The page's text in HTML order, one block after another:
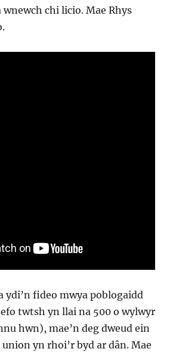
chi licio. Mae Rhys
ydi’n fideo mwya poblogaidd
twtsh yn llai na 500 o wylwyr
hwn), mae’n deg dweud ein
yn rhoi’r byd ar dân. Mae